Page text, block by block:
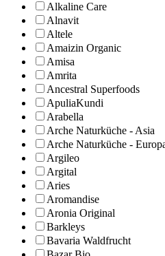
Alkaline Care
Alnavit
Altele
Amaizin Organic
Amisa
Amrita
Ancestral Superfoods
ApuliaKundi
Arabella
Arche Naturküche - Asia
Arche Naturküche -
Argileo
Argital
Aries
Aromandise
Aronia Original
Barkleys
Bavaria Waldfrucht